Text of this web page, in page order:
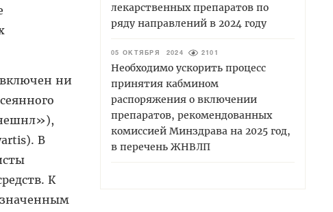
ни
В
К
лекарственных препаратов по
ряду направлений в 2024 году
05 ОКТЯБРЯ 2024 2101
Необходимо ускорить процесс
принятия кабмином
распоряжения о включении
препаратов, рекомендованных
комиссией Минздрава на 2025 год,
в перечень ЖНВЛП